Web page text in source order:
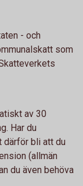
- och
som
av 30
Har du
därför bli att du
(allmän
du även behöva